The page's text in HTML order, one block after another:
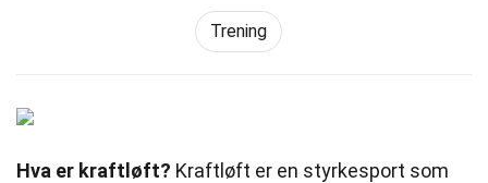
Trening
Hva er kraftløft? Kraftløft er en styrkesport som